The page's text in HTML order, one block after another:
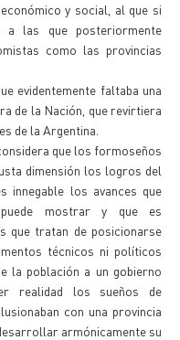
y social, al que si
a las que posteriormente
como las provincias
evidentemente faltaba una
de la Nación, que revirtiera
de la Argentina.
que los formoseños
dimensión los logros del
innegable los avances que
puede mostrar y que es
que tratan de posicionarse
técnicos ni políticos
la población a un gobierno
realidad los sueños de
con una provincia
armónicamente su